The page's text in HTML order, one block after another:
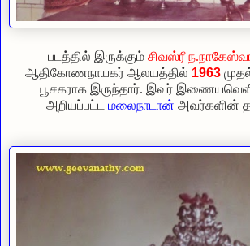
படத்தில் இருக்கும் சிவஸ்ரீ
ஆதிகோணநாயகர் ஆலயத்தில் 1963
பூசகராக இருந்தார். இவர்
அறியப்பட்ட மலைநாடான் அவர்களின்